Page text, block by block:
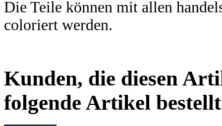
Die Teile können mit allen
coloriert werden.
Kunden, die diesen
folgende Artikel